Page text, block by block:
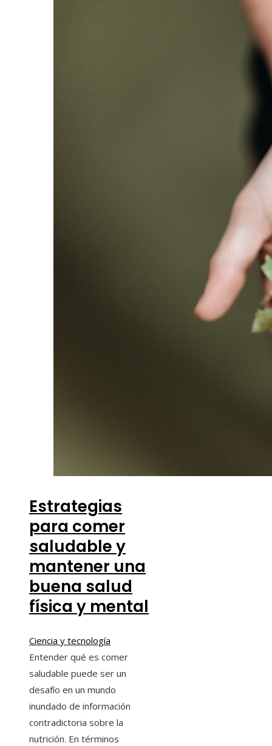
Estrategias
para comer
saludable y
mantener una
buena salud
física y mental
Ciencia y tecnología
Entender qué es comer
saludable puede ser un
desafío en un mundo
inundado de información
contradictoria sobre la
nutrición. En términos